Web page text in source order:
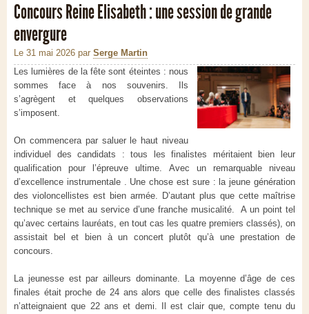
Concours Reine Elisabeth : une session de grande
envergure
Le 31 mai 2026 par Serge Martin
Les lumières de la fête sont éteintes : nous
sommes face à nos souvenirs. Ils
s’agrègent et quelques observations
s’imposent.
On commencera par saluer le haut niveau
individuel des candidats : tous les finalistes méritaient bien leur
qualification pour l’épreuve ultime. Avec un remarquable niveau
d’excellence instrumentale . Une chose est sure : la jeune génération
des violoncellistes est bien armée. D’autant plus que cette maîtrise
technique se met au service d’une franche musicalité. A un point tel
qu’avec certains lauréats, en tout cas les quatre premiers classés), on
assistait bel et bien à un concert plutôt qu’à une prestation de
concours.
La jeunesse est par ailleurs dominante. La moyenne d’âge de ces
finales était proche de 24 ans alors que celle des finalistes classés
n’atteignaient que 22 ans et demi. Il est clair que, compte tenu du